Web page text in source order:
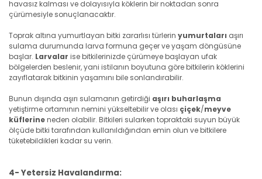
havasız kalması ve dolayısıyla köklerin bir noktadan sonra
çürümesiyle sonuçlanacaktır.
Toprak altına yumurtlayan bitki zararlısı türlerin yumurtaları aşırı
sulama durumunda larva formuna geçer ve yaşam döngüsüne
başlar. Larvalar ise bitkilerinizde çürümeye başlayan ufak
bölgelerden beslenir, yani istilanın boyutuna göre bitkilerin köklerini
zayıflatarak bitkinin yaşamını bile sonlandırabilir.
Bunun dışında aşırı sulamanın getirdiği aşırı buharlaşma
yetiştirme ortamının nemini yükseltebilir ve olası çiçek/meyve
küflerineneden olabilir. Bitkileri sularken topraktaki suyun büyük
ölçüde bitki tarafından kullanıldığından emin olun ve bitkilere
tüketebildikleri kadar su verin.
4- Yetersiz Havalandırma: